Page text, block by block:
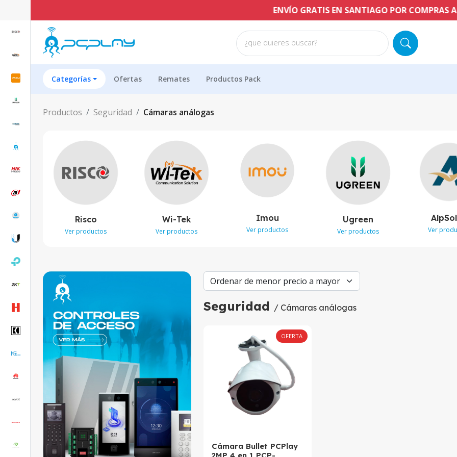
ENVÍO GRATIS EN SANTIAGO POR COMPRAS A
¿que quieres buscar?
Categorías Ofertas Remates Productos Pack
Productos Seguridad Cámaras análogas
Risco
Ver productos
Wi-Tek
Ver productos
Imou
Ver productos
Ugreen
Ver productos Ver
Seguridad / Cámaras análogas
OFERTA
Cámara Bullet PCPlay